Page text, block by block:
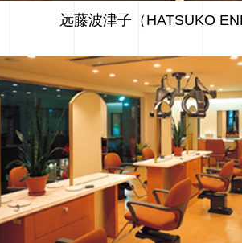
远藤波津子（HATSUKO